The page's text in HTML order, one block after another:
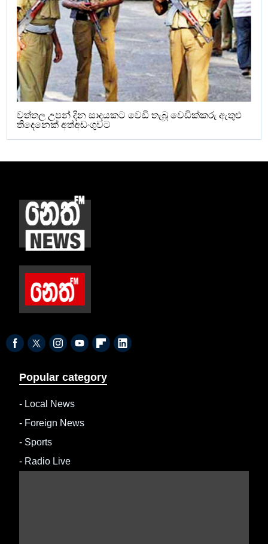
වත්තල උපන් දින සාදයකට වෙඩි තැබූ වෙඩික්කරු ඇතුළු
තිදෙනෙක් අත්අඩංගුවට
Popular category
- Local News
- Foreign News
- Sports
- Radio Live